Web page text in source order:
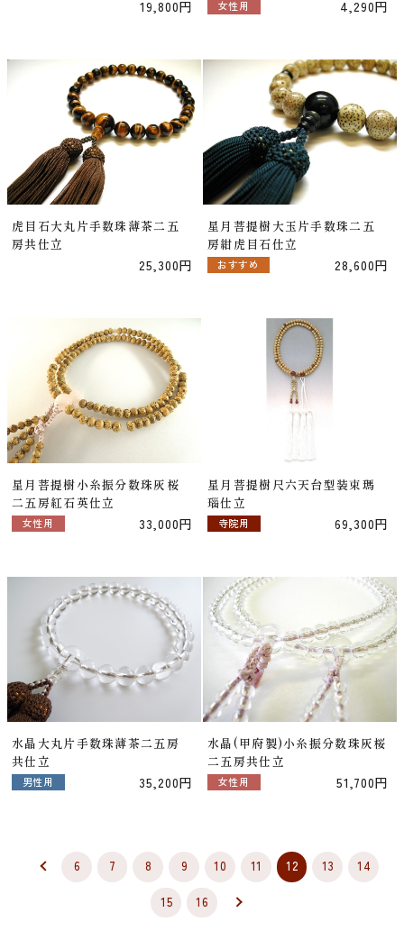
19,800円 4,290円
女性用
虎目石大丸片手数珠薄茶二五
房共仕立
25,300円
星月菩提樹大玉片手数珠二五
房紺虎目石仕立
28,600円
おすすめ
星月菩提樹小糸振分数珠灰桜
二五房紅石英仕立
33,000円
女性用
星月菩提樹尺六天台型装束瑪
瑙仕立
69,300円
寺院用
水晶大丸片手数珠薄茶二五房
共仕立
35,200円
男性用
水晶(甲府製)小糸振分数珠灰桜
二五房共仕立
51,700円
女性用
6 7 8 9 10 11 12 13 14
15 16